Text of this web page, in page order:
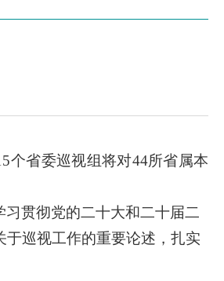
个省委巡视组将对44所省属本
贯彻党的二十大和二十届二
巡视工作的重要论述，扎实